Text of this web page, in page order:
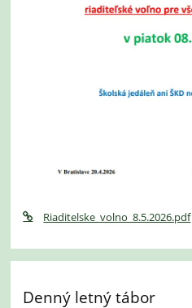
Riaditelske_volno_8.5.2026.pdf
Denný letný tábor